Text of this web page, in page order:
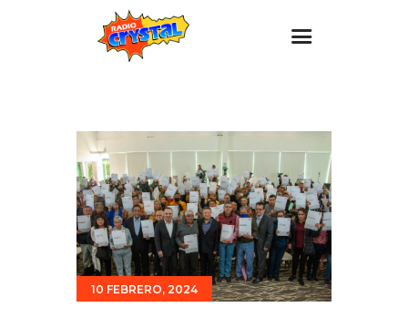
Estaciones
Eventos
Promociones
Noticias
Para ti
Contacto
10 FEBRERO, 2024